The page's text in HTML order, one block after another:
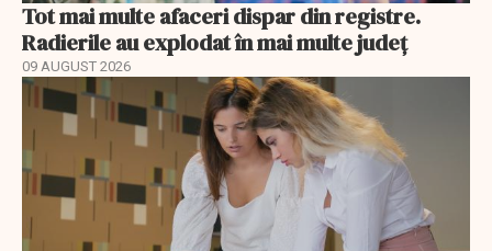
Tot mai multe afaceri dispar din registre.
Radierile au explodat în mai multe județ
09 AUGUST 2026